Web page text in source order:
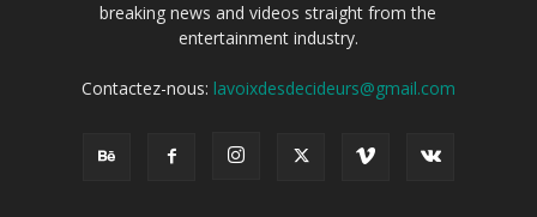
breaking news and videos straight from the
entertainment industry.
Contactez-nous: lavoixdesdecideurs@gmail.com